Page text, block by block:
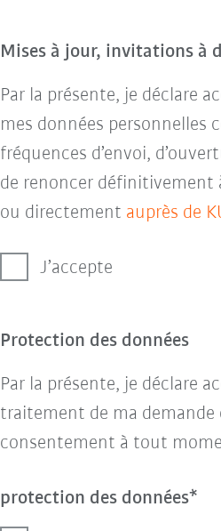
Mises à jour, invitations à
Par la présente, je déclare
mes données personnelles
fréquences d’envoi,
de renoncer définitivement
ou directement auprès de
J’accepte
Protection des données
Par la présente, je déclare
traitement de ma demande
consentement à tout
protection des données